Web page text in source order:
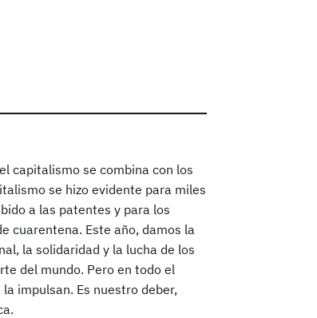
capitalismo se combina con los
se hizo evidente para miles
a las patentes y para los
cuarentena. Este año, damos la
la solidaridad y la lucha de los
del mundo. Pero en todo el
impulsan. Es nuestro deber,